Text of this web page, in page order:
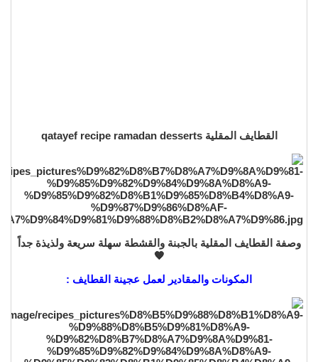
القطايف المقلية qatayef recipe ramadan desserts
وصفة القطايف المقلية بالجبنة والقشطة سهلة سريعة ولذيذة جداً
🧡
المكونات والمقادير لعمل عجينة القطايف :